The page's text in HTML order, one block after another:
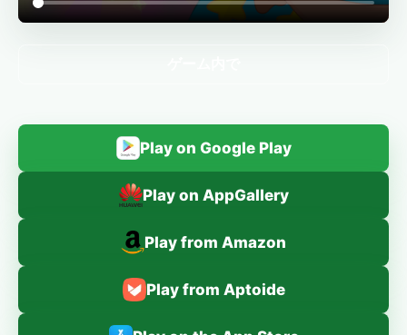
Play on Google Play
Play on AppGallery
Play from Amazon
Play from Aptoide